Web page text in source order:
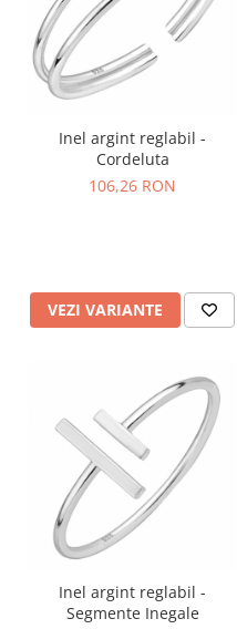
Inel argint reglabil -
Cordeluta
106,26 RON
VEZI VARIANTE
Inel argint reglabil -
Segmente Inegale